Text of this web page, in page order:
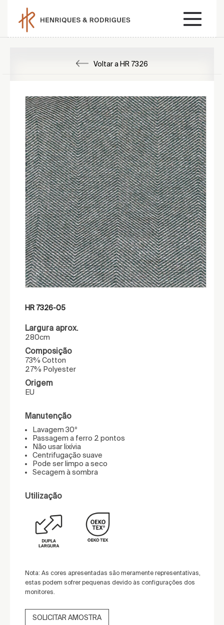
Voltar a HR 7326
HR 7326-05
Largura aprox.
280cm
Composição
73% Cotton
27% Polyester
Origem
EU
Manutenção
Lavagem 30º
Passagem a ferro 2 pontos
Não usar lixívia
Centrifugação suave
Pode ser limpo a seco
Secagem à sombra
Utilização
Nota: As cores apresentadas são meramente representativas,
estas podem sofrer pequenas devido às configurações dos
monitores.
SOLICITAR AMOSTRA